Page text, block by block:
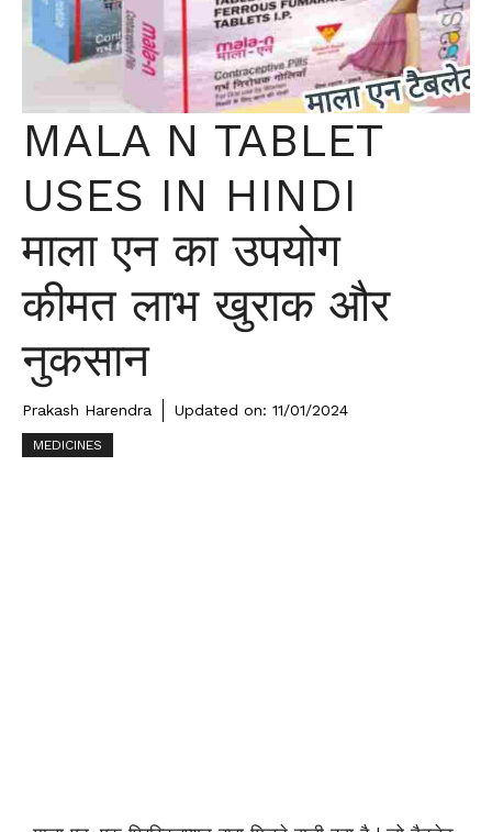
MALA N TABLET
USES IN HINDI
माला एन का उपयोग
कीमत लाभ खुराक और
नुकसान
Prakash Harendra Updated on: 11/01/2024
MEDICINES